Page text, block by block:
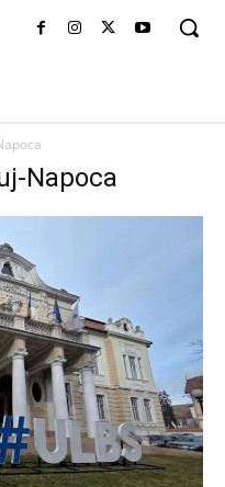
Napoca